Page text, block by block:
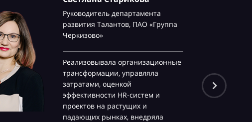
Руководитель департамента
развития Талантов,ПАО «Группа
Черкизово»
Реализовывала организационные
трансформации, управляла
затратами, оценкой
эффективности HR-систем и
проектов на растущих и
падающих рынках, внедряла